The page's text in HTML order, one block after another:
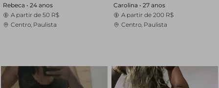
Rebeca • 24 anos
A partir de 50 R$
Centro, Paulista
Carolina • 27 anos
A partir de 200 R$
Centro, Paulista